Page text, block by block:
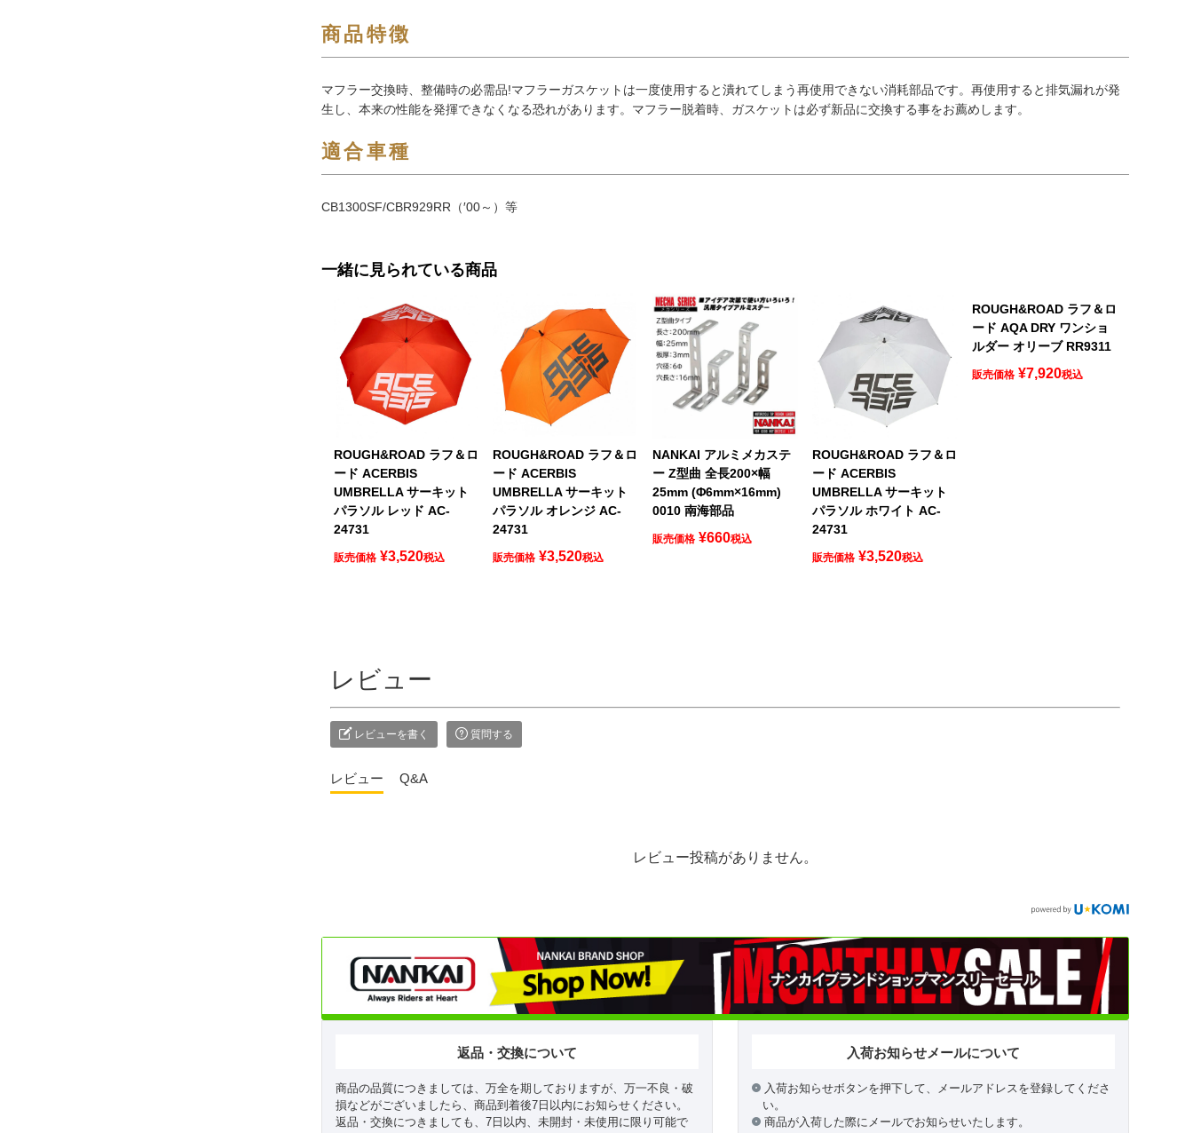
商品特徴
マフラー交換時、整備時の必需品!マフラーガスケットは一度使用すると潰れてしまう再使用できない消耗部品です。再使用すると排気漏れが発
生し、本来の性能を発揮できなくなる恐れがあります。マフラー脱着時、ガスケットは必ず新品に交換する事をお薦めします。
適合車種
CB1300SF/CBR929RR（′00～）等
一緒に見られている商品
ROUGH&ROAD ラフ＆ロ
ード ACERBIS
UMBRELLA サーキット
パラソル レッド AC-
24731
販売価格 ¥3,520税込
ROUGH&ROAD ラフ＆ロ
ード ACERBIS
UMBRELLA サーキット
パラソル オレンジ AC-
24731
販売価格 ¥3,520税込
NANKAI アルミメカステ
ー Z型曲 全長200×幅
25mm (Φ6mm×16mm)
0010 南海部品
販売価格 ¥660税込
ROUGH&ROAD ラフ＆ロ
ード ACERBIS
UMBRELLA サーキット
パラソル ホワイト AC-
24731
販売価格 ¥3,520税込
ROUGH&ROAD ラフ＆ロ
ード AQA DRY ワンショ
ルダー オリーブ RR9311
販売価格 ¥7,920税込
レビュー
レビューを書く 質問する
レビュー Q&A
レビュー投稿がありません。
返品・交換について
商品の品質につきましては、万全を期しておりますが、万一不良・破
損などがございましたら、商品到着後7日以内にお知らせください。
返品・交換につきましても、7日以内、未開封・未使用に限り可能で
入荷お知らせメールについて
入荷お知らせボタンを押下して、メールアドレスを登録してくださ
い。
商品が入荷した際にメールでお知らせいたします。